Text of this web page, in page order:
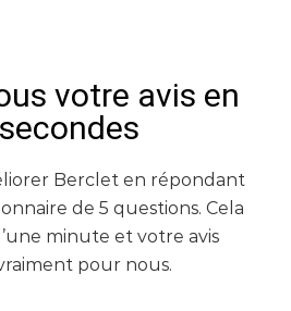
votre avis en
Berclet en répondant
de 5 questions. Cela
minute et votre avis
pour nous.